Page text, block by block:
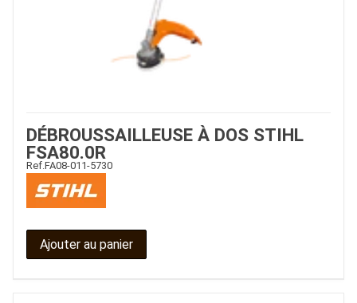
DÉBROUSSAILLEUSE À DOS STIHL
FSA80.0R
Ref.FA08-011-5730
Ajouter au panier